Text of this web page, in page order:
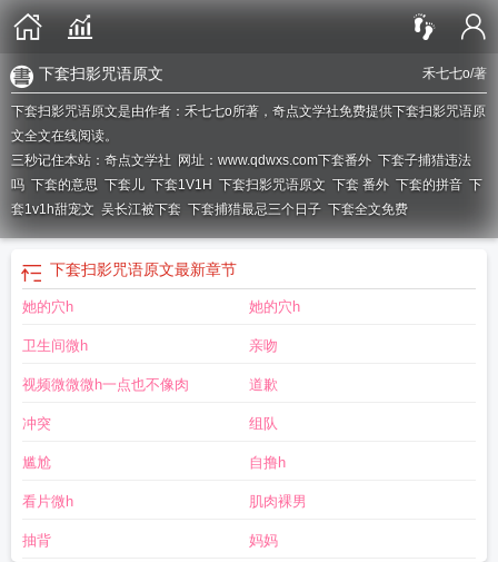
禾七七o/著
下套扫影咒语原文
下套扫影咒语原文是由作者：禾七七o所著，奇点文学社免费提供下套扫影咒语原
文全文在线阅读。
三秒记住本站：奇点文学社 网址：www.qdwxs.com下套番外 下套子捕猎违法
吗 下套的意思 下套儿 下套1V1H 下套扫影咒语原文 下套 番外 下套的拼音 下
套1v1h甜宠文 吴长江被下套 下套捕猎最忌三个日子 下套全文免费
下套扫影咒语原文最新章节
她的穴h 她的穴h
卫生间微h 亲吻
视频微微微h一点也不像肉 道歉
冲突 组队
尴尬 自撸h
看片微h 肌肉裸男
抽背 妈妈